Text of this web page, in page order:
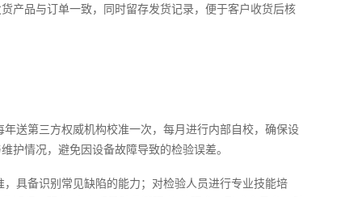
产品与订单一致，同时留存发货记录，便于客户收货后核
送第三方权威机构校准一次，每月进行内部自校，确保设
护情况，避免因设备故障导致的检验误差。
具备识别常见缺陷的能力；对检验人员进行专业技能培